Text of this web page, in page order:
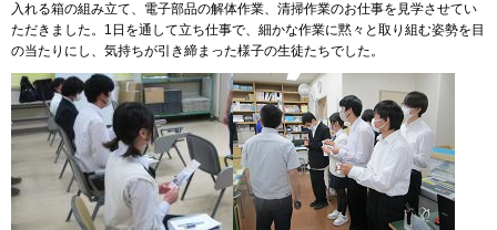
入れる箱の組み立て、電子部品の解体作業、清掃作業のお仕事を見学させてい
ただきました。1日を通して立ち仕事で、細かな作業に黙々と取り組む姿勢を目
の当たりにし、気持ちが引き締まった様子の生徒たちでした。